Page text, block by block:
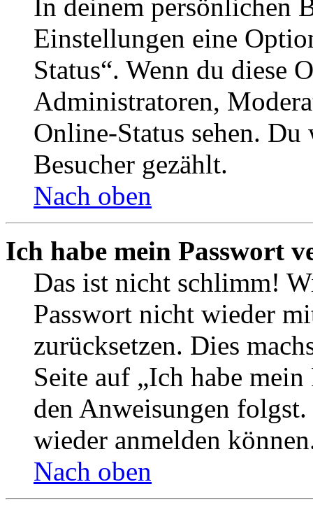
In deinem persönlichen
Einstellungen eine
Status“. Wenn du diese
Administratoren,
Online-Status sehen.
Besucher gezählt.
Nach oben
Ich habe mein Passwort
Das ist nicht schlimm!
Passwort nicht wieder
zurücksetzen. Dies
Seite auf „Ich habe
den Anweisungen
wieder anmelden
Nach oben